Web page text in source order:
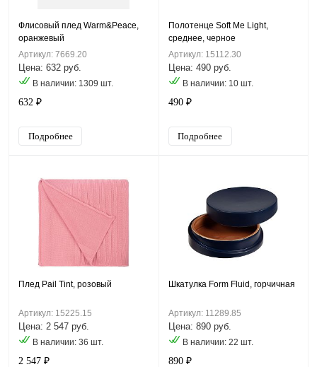
Флисовый плед Warm&Peace,
оранжевый
Артикул: 7669.20
Цена: 632 руб.
В наличии: 1309 шт.
632 ₽
Подробнее
Полотенце Soft Me Light,
среднее, черное
Артикул: 15112.30
Цена: 490 руб.
В наличии: 10 шт.
490 ₽
Подробнее
Плед Pail Tint, розовый
Артикул: 15225.15
Цена: 2 547 руб.
В наличии: 36 шт.
2 547 ₽
Шкатулка Form Fluid, горчичная
Артикул: 11289.85
Цена: 890 руб.
В наличии: 22 шт.
890 ₽